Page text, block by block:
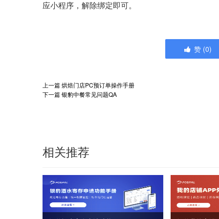
应小程序，解除绑定即可。
赞 (0)
上一篇烘焙门店PC预订单操作手册
下一篇银豹中餐常见问题QA
相关推荐